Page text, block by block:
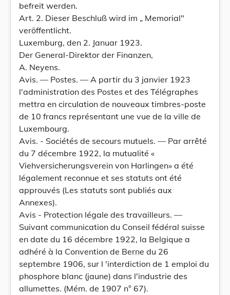
befreit werden.
Art. 2. Dieser Beschluß wird im „ Memorial"
veröffentlicht.
Luxemburg, den 2. Januar 1923.
Der General-Direktor der Finanzen,
A. Neyens.
Avis. — Postes. — A partir du 3 janvier 1923
l'administration des Postes et des Télégraphes
mettra en circulation de nouveaux timbres-poste
de 10 francs représentant une vue de la ville de
Luxembourg.
Avis. - Sociétés de secours mutuels. — Par arrêté
du 7 décembre 1922, la mutualité «
Viehversicherungsverein von Harlingen» a été
légalement reconnue et ses statuts ont été
approuvés (Les statuts sont publiés aux
Annexes).
Avis - Protection légale des travailleurs. —
Suivant communication du Conseil fédéral suisse
en date du 16 décembre 1922, la Belgique a
adhéré à la Convention de Berne du 26
septembre 1906, sur l 'interdiction de 1 emploi du
phosphore blanc (jaune) dans l'industrie des
allumettes. (Mém. de 1907 n° 67).